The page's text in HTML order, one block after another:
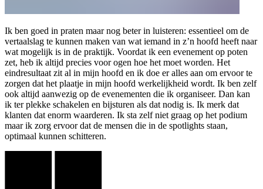
Ik ben goed in praten maar nog beter in luisteren: essentieel om de
vertaalslag te kunnen maken van wat iemand in z’n hoofd heeft naar
wat mogelijk is in de praktijk. Voordat ik een evenement op poten
zet, heb ik altijd precies voor ogen hoe het moet worden. Het
eindresultaat zit al in mijn hoofd en ik doe er alles aan om ervoor te
zorgen dat het plaatje in mijn hoofd werkelijkheid wordt. Ik ben zelf
ook altijd aanwezig op de evenementen die ik organiseer. Dan kan
ik ter plekke schakelen en bijsturen als dat nodig is. Ik merk dat
klanten dat enorm waarderen. Ik sta zelf niet graag op het podium
maar ik zorg ervoor dat de mensen die in de spotlights staan,
optimaal kunnen schitteren.